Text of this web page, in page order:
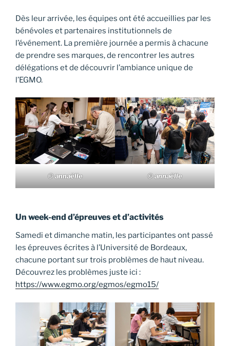
Dès leur arrivée, les équipes ont été accueillies par les
bénévoles et partenaires institutionnels de
l’événement. La première journée a permis à chacune
de prendre ses marques, de rencontrer les autres
délégations et de découvrir l’ambiance unique de
l’EGMO.
© annaëlle © annaëlle
Un week-end d’épreuves et d’activités
Samedi et dimanche matin, les participantes ont passé
les épreuves écrites à l’Université de Bordeaux,
chacune portant sur trois problèmes de haut niveau.
Découvrez les problèmes juste ici :
https://www.egmo.org/egmos/egmo15/